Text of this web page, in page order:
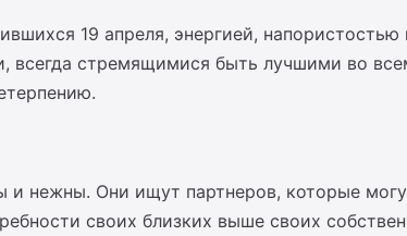
19 апреля, энергией,
стремящимися быть лучшими во
нежны. Они ищут партнеров, которые
своих близких выше своих